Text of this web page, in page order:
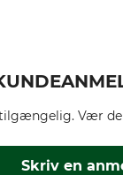
Vær
Skriv en